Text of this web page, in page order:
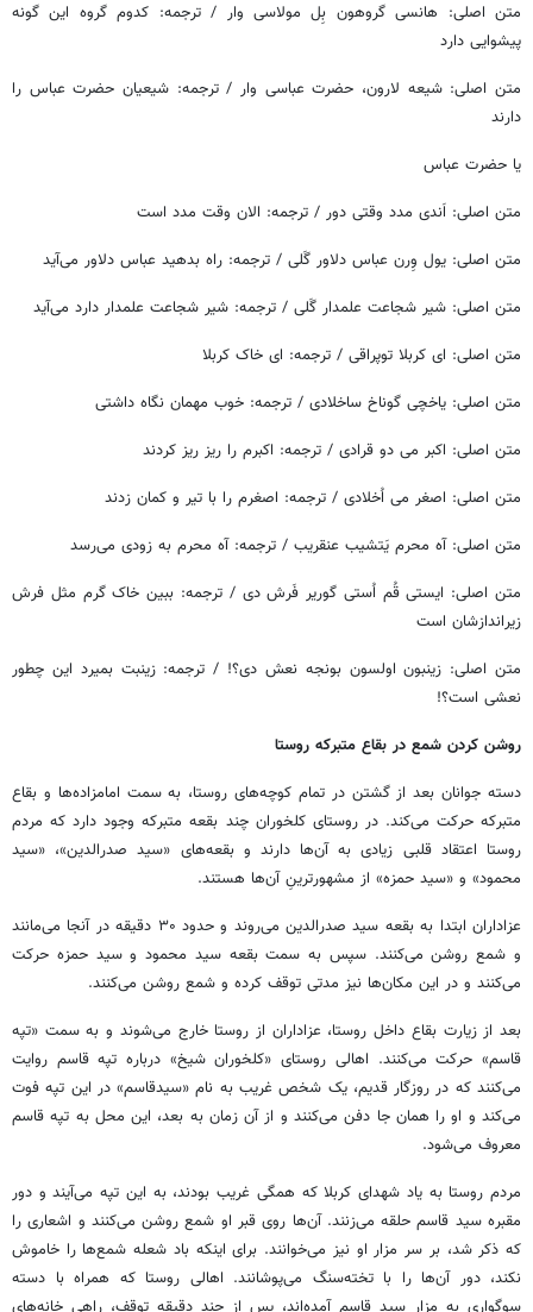
​متن اصلی: هانسی گروهون بِل مولاسی وار / ترجمه: کدوم گروه این گونه
پیشوایی دارد
​متن اصلی: شیعه لارون، حضرت عباسی وار / ترجمه: شیعیان حضرت عباس را
دارند
یا حضرت عباس
​متن اصلی: اَندی مدد وقتی دور / ترجمه: الان وقت مدد است
​متن اصلی: یول وِرن عباس دلاور گَلی / ترجمه: راه بدهید عباس دلاور می‌آید
​متن اصلی: شیر شجاعت علمدار گَلی / ترجمه: شیر شجاعت علمدار دارد می‌آید
​متن اصلی: ای کربلا توپراقی / ترجمه: ای خاک کربلا
​متن اصلی: یاخچی گوناخ ساخلادی / ترجمه: خوب مهمان نگاه داشتی
​متن اصلی: اکبر می دو قرادی / ترجمه: اکبرم را ریز ریز کردند
​متن اصلی: اصغر می اُخلادی / ترجمه: اصغرم را با تیر و کمان زدند
​متن اصلی: آه محرم یَتشیب عنقریب / ترجمه: آه محرم به زودی می‌رسد
​متن اصلی: ایستی قُم اُستی گوریر فَرش دی / ترجمه: ببین خاک گرم مثل فرش
زیراندازشان است
​متن اصلی: زینبون اولسون بونجه نعش دی؟! / ترجمه: زینبت بمیرد این چطور
نعشی است؟!
روشن کردن شمع در بقاع متبرکه روستا
​دسته جوانان بعد از گشتن در تمام کوچه‌های روستا، به سمت امامزاده‌ها و بقاع
متبرکه حرکت می‌کند. در روستای کلخوران چند بقعه متبرکه وجود دارد که مردم
روستا اعتقاد قلبی زیادی به آن‌ها دارند و بقعه‌های «سید صدرالدین»، «سید
محمود» و «سید حمزه» از مشهورترینِ آن‌ها هستند.
​عزاداران ابتدا به بقعه سید صدرالدین می‌روند و حدود ۳۰ دقیقه در آنجا می‌مانند
و شمع روشن می‌کنند. سپس به سمت بقعه سید محمود و سید حمزه حرکت
می‌کنند و در این مکان‌ها نیز مدتی توقف کرده و شمع روشن می‌کنند.
​بعد از زیارت بقاع داخل روستا، عزاداران از روستا خارج می‌شوند و به سمت «تپه
قاسم» حرکت می‌کنند. اهالی روستای «کلخوران شیخ» درباره تپه قاسم روایت
می‌کنند که در روزگار قدیم، یک شخص غریب به نام «سیدقاسم» در این تپه فوت
می‌کند و او را همان جا دفن می‌کنند و از آن زمان به بعد، این محل به تپه قاسم
معروف می‌شود.
​مردم روستا به یاد شهدای کربلا که همگی غریب بودند، به این تپه می‌آیند و دور
مقبره سید قاسم حلقه می‌زنند. آن‌ها روی قبر او شمع روشن می‌کنند و اشعاری را
که ذکر شد، بر سر مزار او نیز می‌خوانند. برای اینکه باد شعله شمع‌ها را خاموش
نکند، دور آن‌ها را با تخته‌سنگ می‌پوشانند. اهالی روستا که همراه با دسته